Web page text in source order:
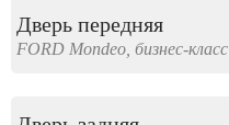
Дверь передняя
FORD Mondeo, бизнес-класс